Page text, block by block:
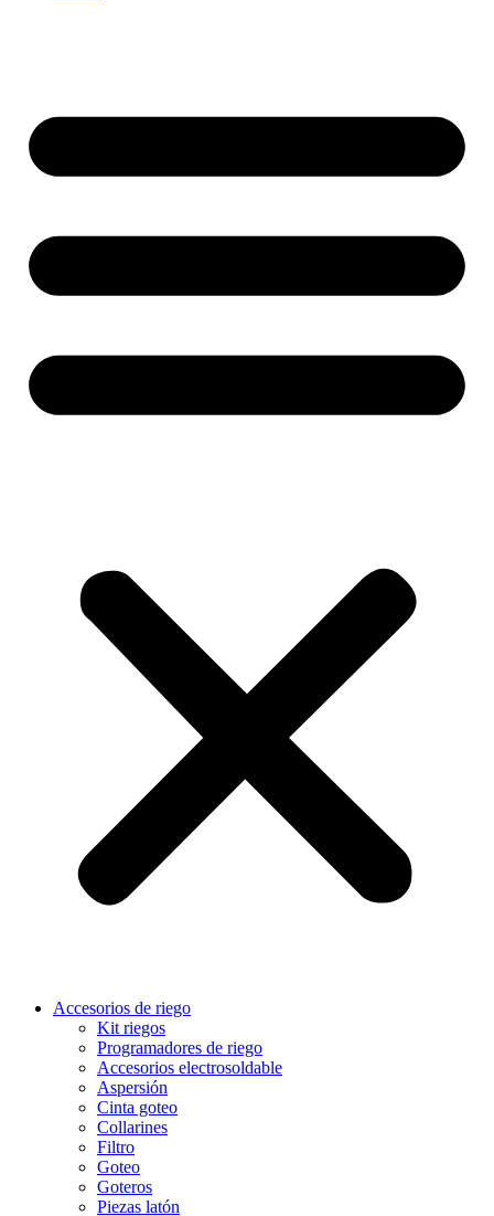
Accesorios de riego
Kit riegos
Programadores de riego
Accesorios electrosoldable
Aspersión
Cinta goteo
Collarines
Filtro
Goteo
Goteros
Piezas latón